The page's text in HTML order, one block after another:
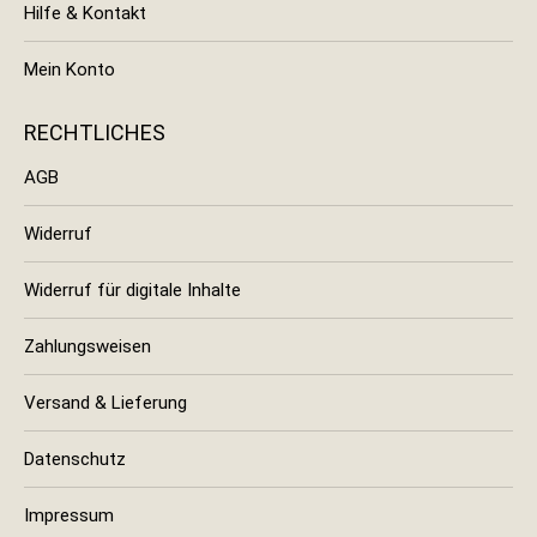
Hilfe & Kontakt
Mein Konto
RECHTLICHES
AGB
Widerruf
Widerruf für digitale Inhalte
Zahlungsweisen
Versand & Lieferung
Datenschutz
Impressum